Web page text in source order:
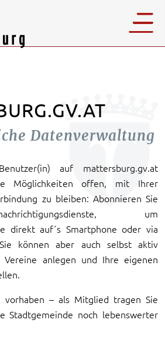
Datenverwaltung
auf mattersburg.gv.at
Möglichkeiten offen, mit Ihrer
zu bleiben: Abonnieren Sie
um
direkt auf´s Smartphone oder via
können aber auch selbst aktiv
anlegen und Ihre eigenen
vorhaben – als Mitglied tragen Sie
Stadtgemeinde noch lebenswerter